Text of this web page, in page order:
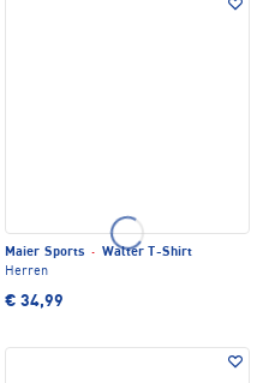
Maier Sports · Walter T-Shirt
Herren
€ 34,99